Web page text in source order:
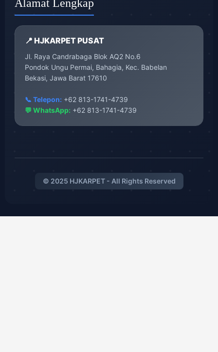
Alamat Lengkap
📍 HJKARPET PUSAT
Jl. Raya Candrabaga Blok AQ2 No.6
Pondok Ungu Permai, Bahagia, Kec. Babelan
Bekasi, Jawa Barat 17610
📞 Telepon: +62 813-1741-4739
💬 WhatsApp: +62 813-1741-4739
© 2025 HJKARPET - All Rights Reserved